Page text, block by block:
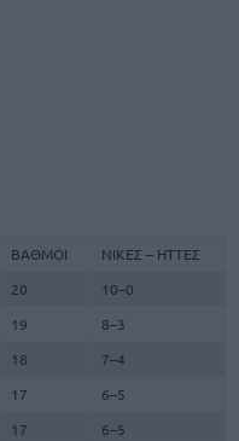
ΒΑΘΜΟΙ
ΝΙΚΕΣ – ΗΤΤΕΣ
20
10–0
19
8–3
18
7–4
17
6–5
17
6–5